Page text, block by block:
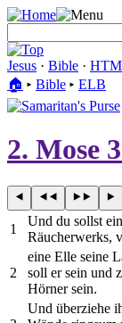
Jesus · Bible ·
🏠︎ ▸ Bible ▸ ELB
2. Mose
1
Und du sollst
Räucherwerks,
2
eine Elle seine
soll er sein und
Hörner sein.
Und überziehe